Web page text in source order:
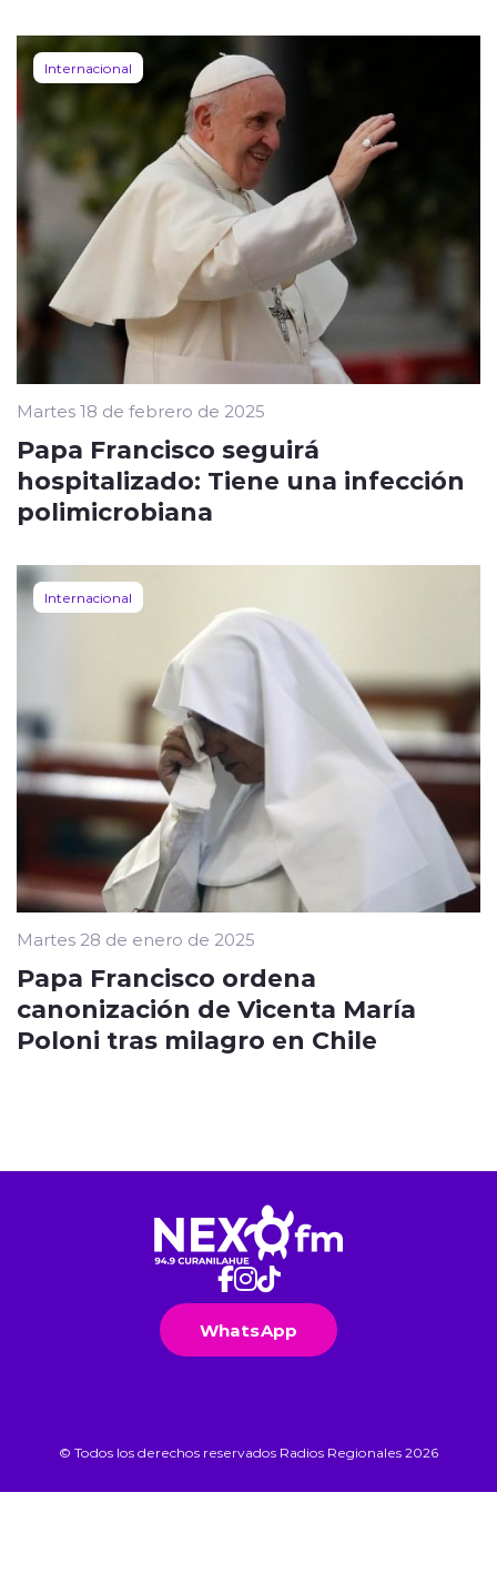
Internacional
Martes 18 de febrero de 2025
Papa Francisco seguirá
hospitalizado: Tiene una infección
polimicrobiana
Internacional
Martes 28 de enero de 2025
Papa Francisco ordena
canonización de Vicenta María
Poloni tras milagro en Chile
WhatsApp
© Todos los derechos reservados Radios Regionales 2026